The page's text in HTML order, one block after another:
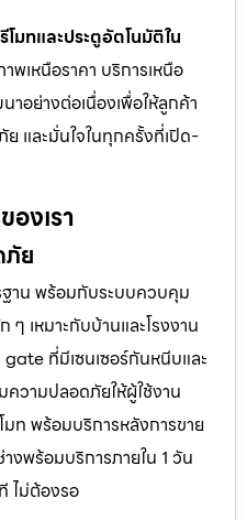
โมทและประตูอัตโนมัติใน
เหนือราคา บริการเหนือ
อย่างต่อเนื่องเพื่อให้ลูกค้า
และมั่นใจในทุกครั้งที่เปิด-
องเรา
ย
ฐาน พร้อมกับระบบควบคุม
เหมาะกับบ้านและโรงงาน
ที่มีเซนเซอร์กันหนีบและ
ความปลอดภัยให้ผู้ใช้งาน
ท พร้อมบริการหลังการขาย
งพร้อมบริการภายใน 1 วัน
ไม่ต้องรอ